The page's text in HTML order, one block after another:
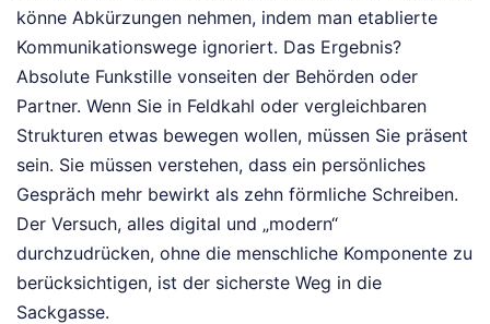
könne Abkürzungen nehmen, indem man etablierte
Kommunikationswege ignoriert. Das Ergebnis?
Absolute Funkstille vonseiten der Behörden oder
Partner. Wenn Sie in Feldkahl oder vergleichbaren
Strukturen etwas bewegen wollen, müssen Sie präsent
sein. Sie müssen verstehen, dass ein persönliches
Gespräch mehr bewirkt als zehn förmliche Schreiben.
Der Versuch, alles digital und „modern“
durchzudrücken, ohne die menschliche Komponente zu
berücksichtigen, ist der sicherste Weg in die
Sackgasse.